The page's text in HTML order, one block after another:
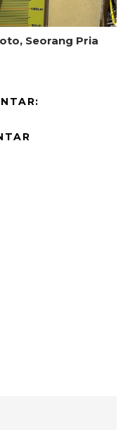
Seorang Pria